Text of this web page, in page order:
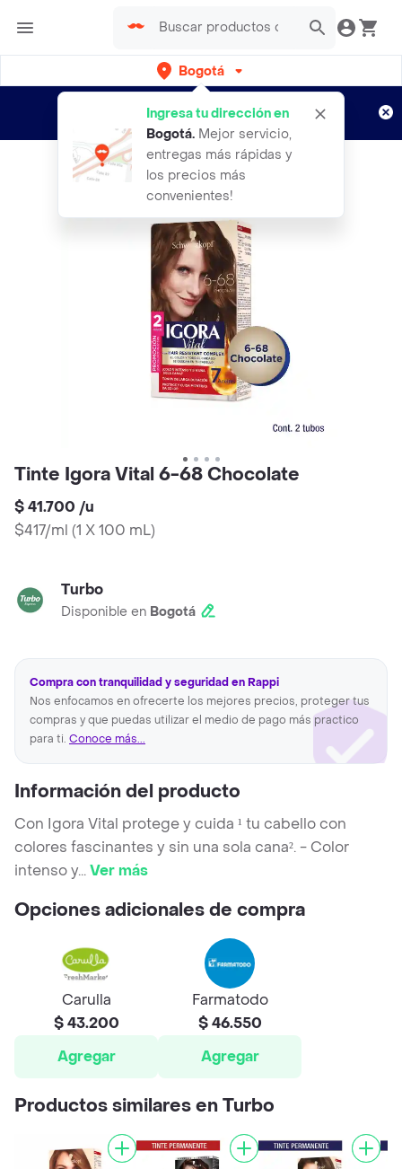
Bogotá
Ingresa tu dirección en
Bogotá. Mejor servicio,
entregas más rápidas y
los precios más
convenientes!
envíos gratis por semanas
Aplican TyC
Tinte Igora Vital 6-68 Chocolate
$ 41.700 /u
$417/ml (1 X 100 mL)
Turbo
Disponible en Bogotá
Compra con tranquilidad y seguridad en Rappi
Nos enfocamos en ofrecerte los mejores precios, proteger tus
compras y que puedas utilizar el medio de pago más practico
para ti. Conoce más...
Información del producto
Con Igora Vital protege y cuida ¹ tu cabello con
colores fascinantes y sin una sola cana². - Color
intenso y...Ver más
Opciones adicionales de compra
Carulla
$ 43.200
Agregar
Farmatodo
$ 46.550
Agregar
Productos similares en Turbo